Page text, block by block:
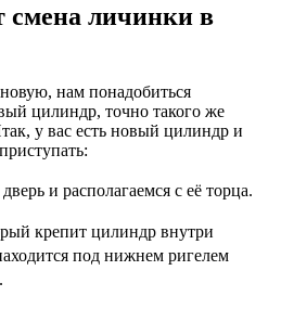
смена личинки в
нам понадобиться
цилиндр, точно такого же
у вас есть новый цилиндр и
и располагаемся с её торца.
крепит цилиндр внутри
под нижнем ригелем